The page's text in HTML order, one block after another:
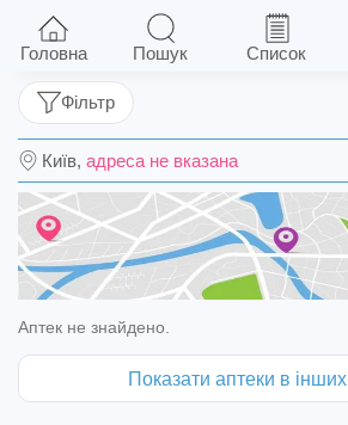
Анаферон дитячий табл.
Київ, адреса не вказана
Фільтр
Аптек не знайдено.
Показати аптеки в інших
Головна Пошук Список